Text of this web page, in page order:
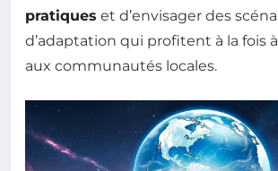
pratiques et d’envisager des
d’adaptation qui profitent à la fois
aux communautés locales.